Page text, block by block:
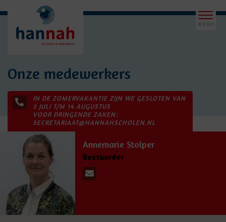
Onze medewerkers
IN DE ZOMERVAKANTIE ZIJN WE GESLOTEN VAN
3 JULI T/M 14 AUGUSTUS
VOOR DRINGENDE ZAKEN:
SECRETARIAAT@HANNAHSCHOLEN.NL
Annemarie Stolper
Bestuurder